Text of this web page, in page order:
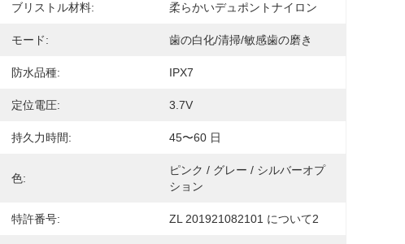
ブリストル材料: 柔らかいデュポントナイロン
モード: 歯の白化/清掃/敏感歯の磨き
防水品種: IPX7
定位電圧: 3.7V
持久力時間: 45〜60 日
色:
ピンク / グレー / シルバーオプ
ション
特許番号: ZL 201921082101 について2